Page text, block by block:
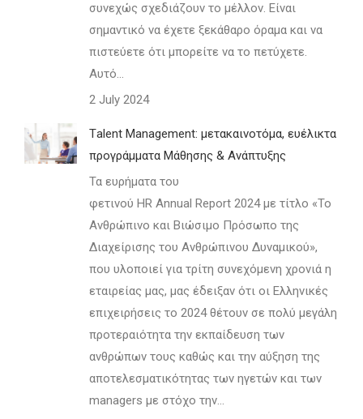
συνεχώς σχεδιάζουν το μέλλον. Είναι
σημαντικό να έχετε ξεκάθαρο όραμα και να
πιστεύετε ότι μπορείτε να το πετύχετε.
Αυτό…
2 July 2024
Τalent Management: μετακαινοτόμα, ευέλικτα
προγράμματα Μάθησης & Ανάπτυξης
Τα ευρήματα του
φετινού HR Annual Report 2024 με τίτλο «Το
Ανθρώπινο και Βιώσιμο Πρόσωπο της
Διαχείρισης του Ανθρώπινου Δυναμικού»,
που υλοποιεί για τρίτη συνεχόμενη χρονιά η
εταιρείας μας, μας έδειξαν ότι οι Ελληνικές
επιχειρήσεις το 2024 θέτουν σε πολύ μεγάλη
προτεραιότητα την εκπαίδευση των
ανθρώπων τους καθώς και την αύξηση της
αποτελεσματικότητας των ηγετών και των
managers με στόχο την…